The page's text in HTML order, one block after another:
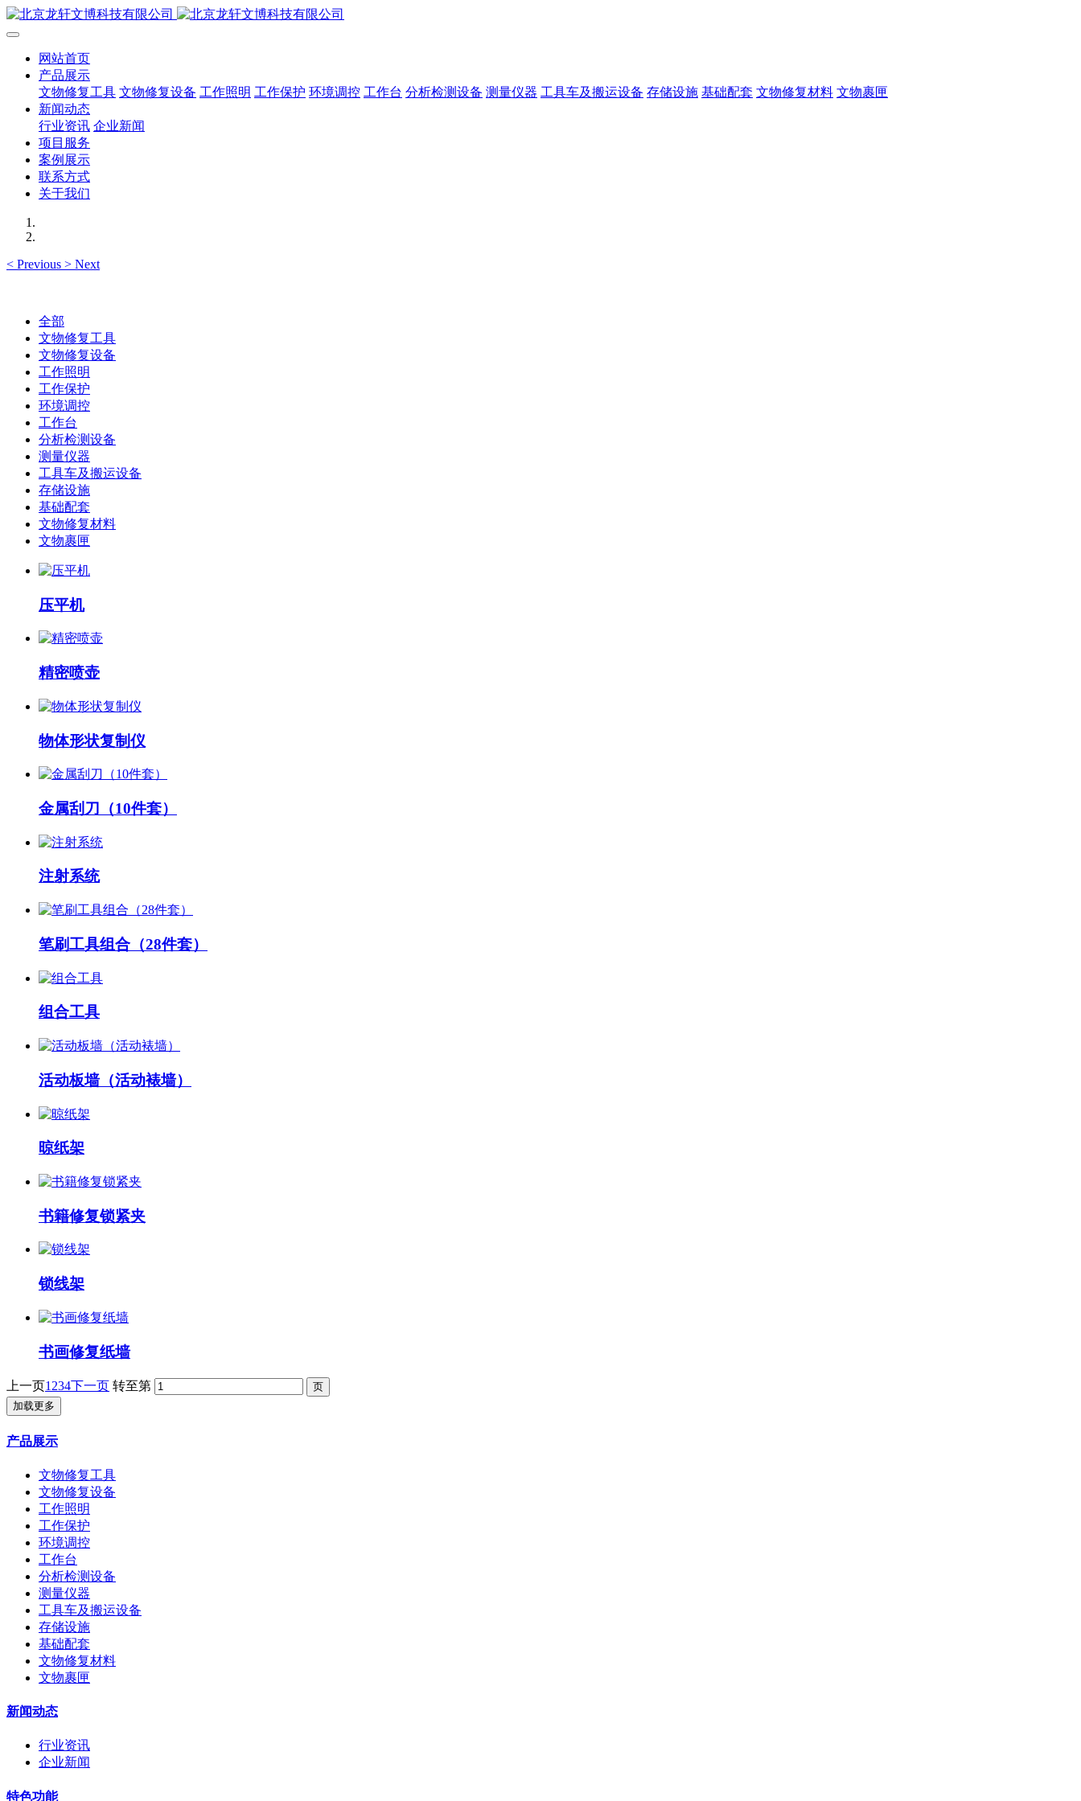
网站首页
产品展示
文物修复工具 文物修复设备 工作照明 工作保护 环境调控 工作台 分析检测设备 测量仪器 工具车及搬运设备 存储设施 基础配套 文物修复材料 文物裹匣
新闻动态
行业资讯 企业新闻
项目服务
案例展示
联系方式
关于我们
< Previous > Next
全部
文物修复工具
文物修复设备
工作照明
工作保护
环境调控
工作台
分析检测设备
测量仪器
工具车及搬运设备
存储设施
基础配套
文物修复材料
文物裹匣
压平机
精密喷壶
物体形状复制仪
金属刮刀（10件套）
注射系统
笔刷工具组合（28件套）
组合工具
活动板墙（活动裱墙）
晾纸架
书籍修复锁紧夹
锁线架
书画修复纸墙
上一页1 234下一页 转至第
加载更多
产品展示
文物修复工具
文物修复设备
工作照明
工作保护
环境调控
工作台
分析检测设备
测量仪器
工具车及搬运设备
存储设施
基础配套
文物修复材料
文物裹匣
新闻动态
行业资讯
企业新闻
特色功能